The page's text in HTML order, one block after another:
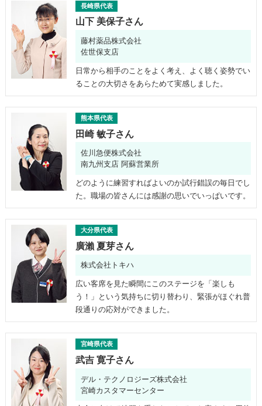
長崎県代表
山下 美保子さん
藤村薬品株式会社
佐世保支店
日常から相手のことをよく考え、よく聴く姿勢でい
ることの大切さをあらためて実感しました。
熊本県代表
田崎 敏子さん
佐川急便株式会社
南九州支店 阿蘇営業所
どのように練習すればよいのか試行錯誤の毎日でし
た。職場の皆さんには感謝の思いでいっぱいです。
大分県代表
廣瀨 夏芽さん
株式会社トキハ
広い客席を見た瞬間にこのステージを「楽しも
う！」という気持ちに切り替わり、緊張がほぐれ普
段通りの応対ができました。
宮崎県代表
武吉 寛子さん
デル・テクノロジーズ株式会社
宮崎カスタマーセンター